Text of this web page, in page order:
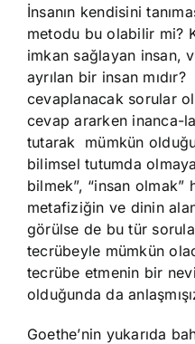
İnsanın kendisini
metodu bu olabilir mi?
imkan sağlayan insan,
ayrılan bir insan
cevaplanacak sorular
cevap ararken inanca-
tutarak mümkün
bilimsel tutumda
bilmek”, “insan
metafiziğin ve dinin
görülse de bu tür
tecrübeyle mümkün
tecrübe etmenin bir
olduğunda da
Goethe’nin yukarıda